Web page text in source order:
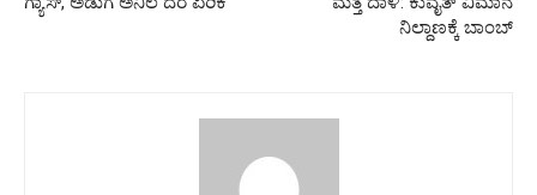
ನಿಲ್ದಾಣಕ್ಕೆ ಬಾಂಬ್